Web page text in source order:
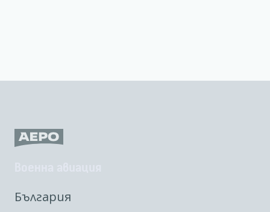
България